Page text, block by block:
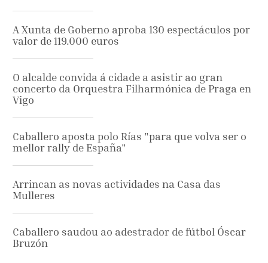
A Xunta de Goberno aproba 130 espectáculos por
valor de 119.000 euros
O alcalde convida á cidade a asistir ao gran
concerto da Orquestra Filharmónica de Praga en
Vigo
Caballero aposta polo Rías "para que volva ser o
mellor rally de España"
Arrincan as novas actividades na Casa das
Mulleres
Caballero saudou ao adestrador de fútbol Óscar
Bruzón